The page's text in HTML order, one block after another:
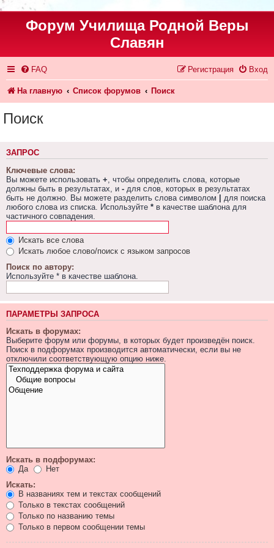
Форум Училища Родной Веры
Славян
FAQ Вход
Регистрация
На главную Список форумов Поиск
Поиск
ЗАПРОС
Ключевые слова:
Вы можете использовать + , чтобы определить слова, которые
должны быть в результатах, и - для слов, которых в результатах
быть не должно. Вы можете разделить слова символом | для поиска
любого слова из списка. Используйте * в качестве шаблона для
частичного совпадения.
Искать все слова
Искать любое слово/поиск с языком запросов
Поиск по автору:
Используйте * в качестве шаблона.
ПАРАМЕТРЫ ЗАПРОСА
Искать в форумах:
Выберите форум или форумы, в которых будет произведён поиск.
Поиск в подфорумах производится автоматически, если вы не
отключили соответствующую опцию ниже.
Искать в подфорумах:
Да
Нет
Искать:
В названиях тем и текстах сообщений
Только в текстах сообщений
Только по названию темы
Только в первом сообщении темы